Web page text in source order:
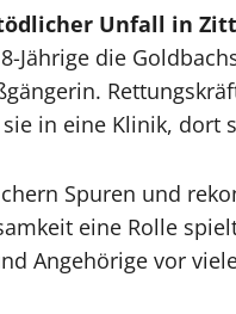
Unfall in
Jährige die
in eine Klinik, dort
Spuren und
eine Rolle
Angehörige vor